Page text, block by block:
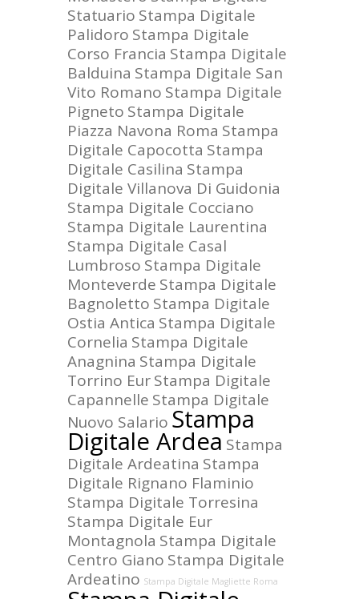
Statuario Stampa Digitale
Palidoro Stampa Digitale
Corso Francia Stampa Digitale
Balduina Stampa Digitale San
Vito Romano Stampa Digitale
Pigneto Stampa Digitale
Piazza Navona Roma Stampa
Digitale Capocotta Stampa
Digitale Casilina Stampa
Digitale Villanova Di Guidonia
Stampa Digitale Cocciano
Stampa Digitale Laurentina
Stampa Digitale Casal
Lumbroso Stampa Digitale
Monteverde Stampa Digitale
Bagnoletto Stampa Digitale
Ostia Antica Stampa Digitale
Cornelia Stampa Digitale
Anagnina Stampa Digitale
Torrino EurStampa Digitale
Capannelle Stampa Digitale
Nuovo Salario Stampa
Digitale Ardea Stampa
Digitale Ardeatina Stampa
Digitale Rignano Flaminio
Stampa Digitale Torresina
Stampa Digitale Eur
Montagnola Stampa Digitale
Centro Giano Stampa Digitale
Ardeatino Stampa Digitale Magliette Roma